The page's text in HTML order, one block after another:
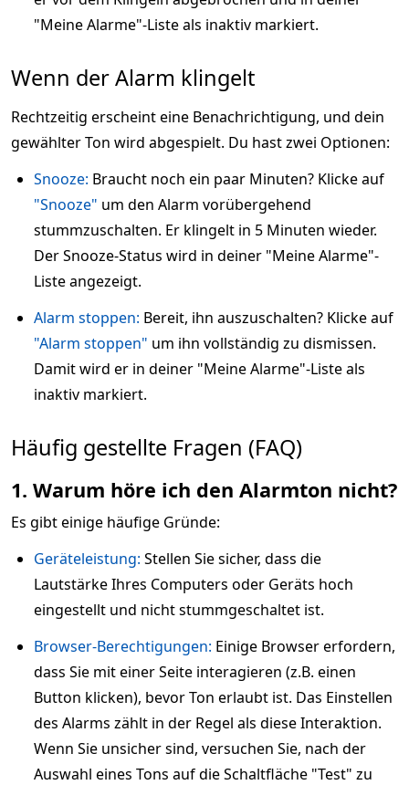
"Meine Alarme"-Liste als inaktiv markiert.
Wenn der Alarm klingelt
Rechtzeitig erscheint eine Benachrichtigung, und dein
gewählter Ton wird abgespielt. Du hast zwei Optionen:
Snooze: Braucht noch ein paar Minuten? Klicke auf
"Snooze" um den Alarm vorübergehend
stummzuschalten. Er klingelt in 5 Minuten wieder.
Der Snooze-Status wird in deiner "Meine Alarme"-
Liste angezeigt.
Alarm stoppen: Bereit, ihn auszuschalten? Klicke auf
"Alarm stoppen" um ihn vollständig zu dismissen.
Damit wird er in deiner "Meine Alarme"-Liste als
inaktiv markiert.
Häufig gestellte Fragen (FAQ)
1. Warum höre ich den Alarmton nicht?
Es gibt einige häufige Gründe:
Geräteleistung: Stellen Sie sicher, dass die
Lautstärke Ihres Computers oder Geräts hoch
eingestellt und nicht stummgeschaltet ist.
Browser-Berechtigungen: Einige Browser erfordern,
dass Sie mit einer Seite interagieren (z.B. einen
Button klicken), bevor Ton erlaubt ist. Das Einstellen
des Alarms zählt in der Regel als diese Interaktion.
Wenn Sie unsicher sind, versuchen Sie, nach der
Auswahl eines Tons auf die Schaltfläche "Test" zu